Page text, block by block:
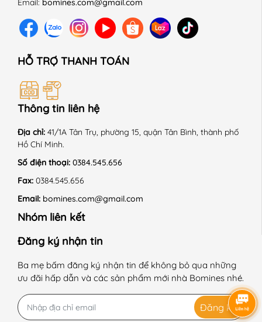
Email: bomines.com@gmail.com
HỖ TRỢ THANH TOÁN
Thông tin liên hệ
Địa chỉ: 41/1A Tân Trụ, phường 15, quận Tân Bình, thành phố
Hồ Chí Minh.
Số điện thoại: 0384.545.656
Fax: 0384.545.656
Email: bomines.com@gmail.com
Nhóm liên kết
Đăng ký nhận tin
Ba mẹ bấm đăng ký nhận tin để không bỏ qua những
ưu đãi hấp dẫn và các sản phẩm mới nhà Bomines nhé.
Đăng ký